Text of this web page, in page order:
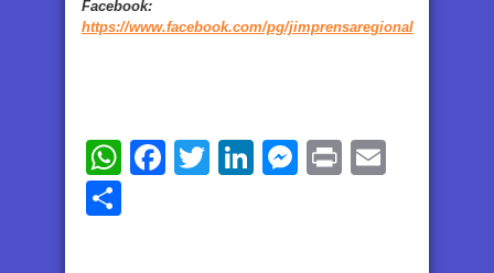
Facebook:
https://www.facebook.com/pg/jimprensaregional
WhatsApp
Facebook
Twitter
LinkedIn
Messenger
Print